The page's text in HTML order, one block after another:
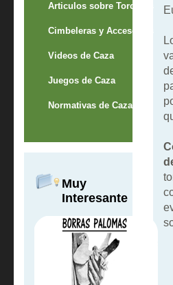
Articulos sobre Torcaces
Cimbeleras y Accesorios
Videos de Caza
Juegos de Caza
Normativas de Caza
Muy
Interesante